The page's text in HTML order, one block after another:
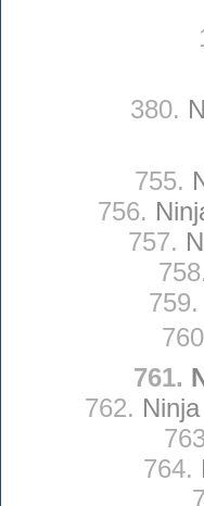
380.
755.
756.
757.
759.
761.
762.
764.